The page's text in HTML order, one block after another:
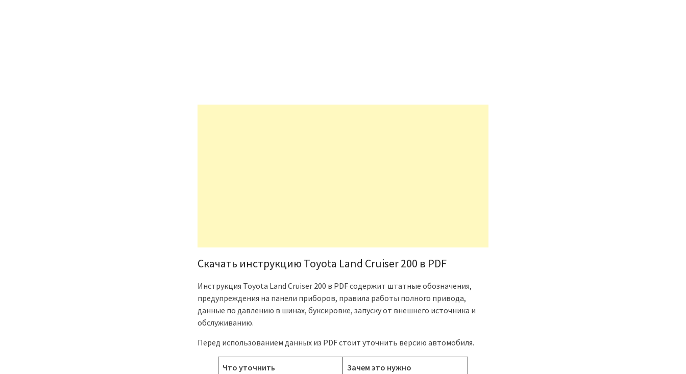
Скачать инструкцию Toyota Land Cruiser 200 в PDF
Инструкция Toyota Land Cruiser 200 в PDF содержит штатные обозначения,
предупреждения на панели приборов, правила работы полного привода,
данные по давлению в шинах, буксировке, запуску от внешнего источника и
обслуживанию.
Перед использованием данных из PDF стоит уточнить версию автомобиля.
Что уточнить Зачем это нужно